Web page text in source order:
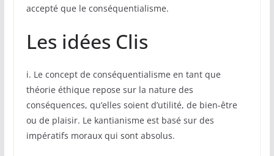
accepté que le conséquentialisme.
Les idées Clis
i. Le concept de conséquentialisme en tant que
théorie éthique repose sur la nature des
conséquences, qu’elles soient d’utilité, de bien-être
ou de plaisir. Le kantianisme est basé sur des
impératifs moraux qui sont absolus.